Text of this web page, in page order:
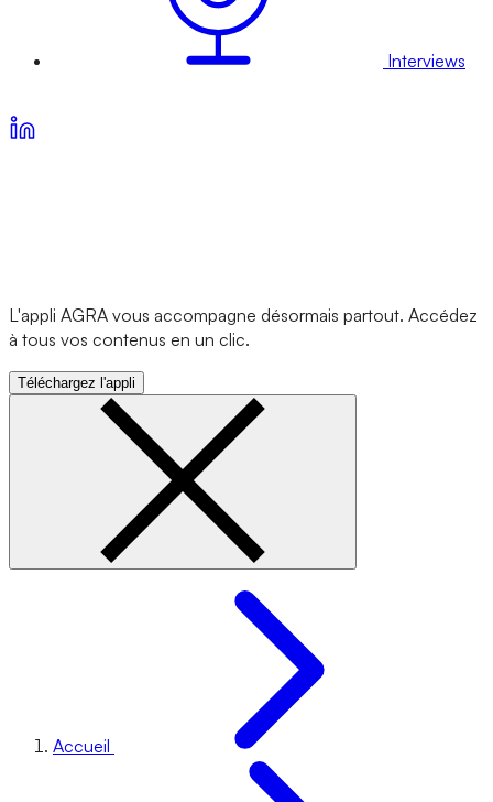
Interviews
L'appli AGRA vous accompagne désormais partout. Accédez
à tous vos contenus en un clic.
Téléchargez l'appli
Accueil